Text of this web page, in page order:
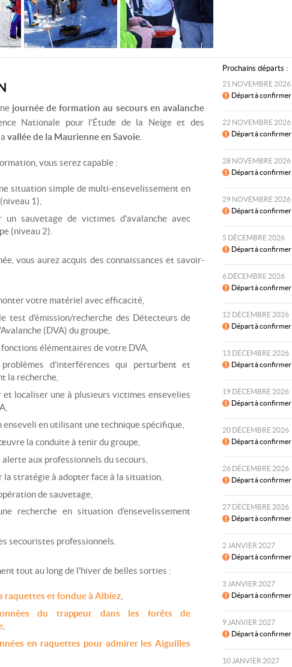
SKI DE RANDONNÉE
SNOWKITE
SPÉLÉOLOGIE
VTT
VIA FERRATA
MONITEUR SKI/SNOWBOARD
MONITEUR SNOWKITE
MONITEUR SPÉLÉOLOGIE
journée de formation au secours en avalanche
Nationale pour l’Étude de la Neige et des
vallée de la Maurienne en Savoie
vous serez capable :
situation simple de multi-ensevelissement en
1),
un sauvetage de victimes d’avalanche avec
(niveau 2).
vous aurez acquis des connaissances et savoir-
votre matériel avec efficacité,
test d'émission/recherche des Détecteurs de
(DVA) du groupe,
élémentaires de votre DVA,
d’interférences qui perturbent et
la recherche,
et localiser une à plusieurs victimes ensevelies
enseveli en utilisant une technique spécifique,
la conduite à tenir du groupe,
alerte aux professionnels du secours,
la stratégie à adopter face à la situation,
de sauvetage,
recherche en situation d’ensevelissement
secouristes professionnels.
tout au long de l'hiver de belles sorties :
raquettes et fondue à Albiez,
du trappeur dans les forêts de
,
en raquettes pour admirer les Aiguilles
Prochains départs :
21 NOVEMBRE 2026
Départ à confirmer
22 NOVEMBRE 2026
Départ à confirmer
28 NOVEMBRE 2026
Départ à confirmer
29 NOVEMBRE 2026
Départ à confirmer
5 DÉCEMBRE 2026
Départ à confirmer
6 DÉCEMBRE 2026
Départ à confirmer
12 DÉCEMBRE 2026
Départ à confirmer
13 DÉCEMBRE 2026
Départ à confirmer
19 DÉCEMBRE 2026
Départ à confirmer
20 DÉCEMBRE 2026
Départ à confirmer
26 DÉCEMBRE 2026
Départ à confirmer
27 DÉCEMBRE 2026
Départ à confirmer
2 JANVIER 2027
Départ à confirmer
3 JANVIER 2027
Départ à confirmer
9 JANVIER 2027
Départ à confirmer
10 JANVIER 2027